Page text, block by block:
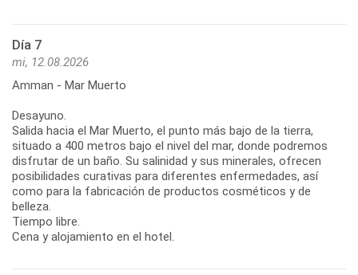
Día 7
mi, 12.08.2026
Amman - Mar Muerto
Desayuno.
Salida hacia el Mar Muerto, el punto más bajo de la tierra,
situado a 400 metros bajo el nivel del mar, donde podremos
disfrutar de un baño. Su salinidad y sus minerales, ofrecen
posibilidades curativas para diferentes enfermedades, así
como para la fabricación de productos cosméticos y de
belleza.
Tiempo libre.
Cena y alojamiento en el hotel.